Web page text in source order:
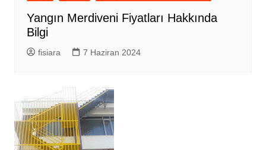
Yangın Merdiveni Fiyatları Hakkında
Bilgi
fisiara 7 Haziran 2024